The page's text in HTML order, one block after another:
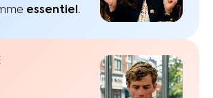
essentiel .